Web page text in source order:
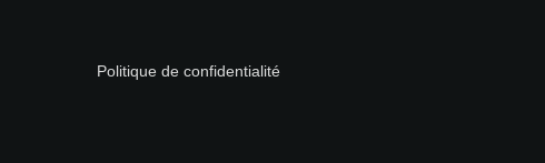
Politique de confidentialité